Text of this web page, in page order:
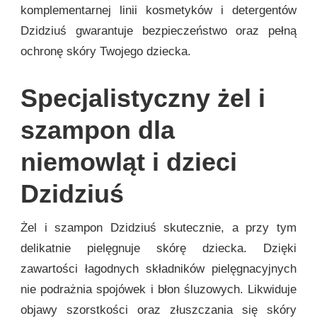
komplementarnej linii kosmetyków i detergentów
Dzidziuś gwarantuje bezpieczeństwo oraz pełną
ochronę skóry Twojego dziecka.
Specjalistyczny żel i
szampon dla
niemowląt i dzieci
Dzidziuś
Żel i szampon Dzidziuś skutecznie, a przy tym
delikatnie pielęgnuje skórę dziecka. Dzięki
zawartości łagodnych składników pielęgnacyjnych
nie podrażnia spojówek i błon śluzowych. Likwiduje
objawy szorstkości oraz złuszczania się skóry